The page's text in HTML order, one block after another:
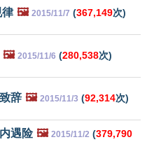
律 🖼️ 2015/11/7 (367,149次)
🖼️ 2015/11/6 (280,538次)
辞 🖼️ 2015/11/3 (92,314次)
遇险 🖼️ 2015/11/2 (379,790